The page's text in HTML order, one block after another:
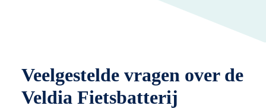
Veelgestelde vragen over de
Veldia Fietsbatterij